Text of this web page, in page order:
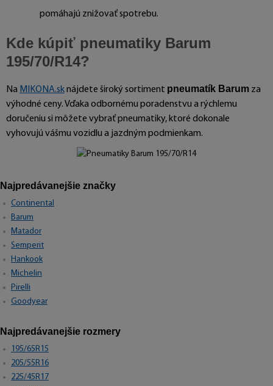
pomáhajú znižovať spotrebu.
Kde kúpiť pneumatiky Barum
195/70/R14?
Na MIKONA.sknájdete široký sortiment pneumatík Barum za
výhodné ceny. Vďaka odbornému poradenstvu a rýchlemu
doručeniu si môžete vybrať pneumatiky, ktoré dokonale
vyhovujú vášmu vozidlu a jazdným podmienkam.
Najpredávanejšie značky
Continental
Barum
Matador
Semperit
Hankook
Michelin
Pirelli
Goodyear
Najpredávanejšie rozmery
195/65R15
205/55R16
225/45R17